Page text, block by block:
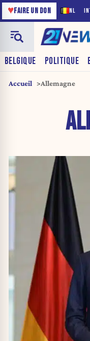
NL
♥FAIRE UN DON
BELGIQUE POLITIQUE
Accueil Allemagne